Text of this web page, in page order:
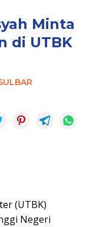
Minta
di UTBK
(UTBK)
Negeri